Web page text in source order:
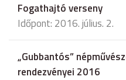
Fogathajtó verseny
Időpont: 2016. július. 2.
„Gubbantós”
rendezvényei 2016